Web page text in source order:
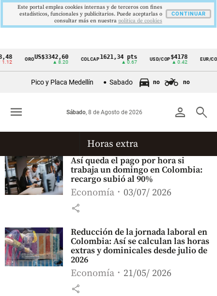
Cintillo
Colombia
OROUS$3342,60
▲ 8.20
COLCAP1621,34 pts
▲ 0.67
USD/COP$4178
▲ 0.42
EUR/COP
Pico y Placa Medellín Sabado no no
person search
Sábado, 8 de Agosto de 2026
menu
Horas extra
Así queda el pago por hora si
trabaja un domingo en Colombia:
recargo subió al 90%
Economía 03/07/ 2026
share
Reducción de la jornada laboral en
Colombia: Así se calculan las horas
extras y dominicales desde julio de
2026
Economía 21/05/ 2026
share
Este portal emplea cookies internas y de terceros con fines
estadísticos, funcionales y publicitarios. Puede aceptarlas o
consultar más en nuestra politica de cookies
CONTINUAR